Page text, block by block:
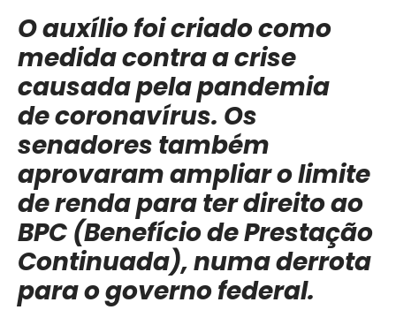
O auxílio foi criado como
medida contra a crise
causada pela pandemia
de coronavírus. Os
senadores também
aprovaram ampliar o limite
de renda para ter direito ao
BPC (Benefício de Prestação
Continuada), numa derrota
para o governo federal.